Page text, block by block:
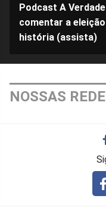
Podcast A
comentar a
história (assista)
NOSSAS